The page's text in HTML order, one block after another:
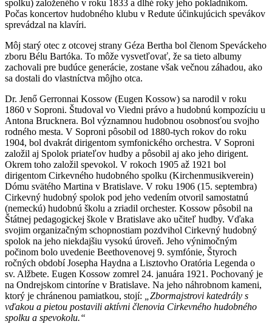
spolku) založeného v roku 1833 a dlhé roky jeho pokladníkom.
Počas koncertov hudobného klubu v Redute účinkujúcich spevákov
sprevádzal na klavíri.
Môj starý otec z otcovej strany Géza Bertha bol členom Speváckeho
zboru Bélu Bartóka. To môže vysvetľovať, že sa tieto albumy
zachovali pre budúce generácie, zostane však večnou záhadou, ako
sa dostali do vlastníctva môjho otca.
Dr. Jenő Gerronnai Kossow (Eugen Kossow) sa narodil v roku
1860 v Soproni. Študoval vo Viedni právo a hudobnú kompozíciu u
Antona Brucknera. Bol významnou hudobnou osobnosťou svojho
rodného mesta. V Soproni pôsobil od 1880-tych rokov do roku
1904, bol dvakrát dirigentom symfonického orchestra. V Soproni
založil aj Spolok priateľov hudby a pôsobil aj ako jeho dirigent.
Okrem toho založil spevokol. V rokoch 1905 až 1921 bol
dirigentom Cirkevného hudobného spolku (Kirchenmusikverein)
Dómu svätého Martina v Bratislave. V roku 1906 (15. septembra)
Cirkevný hudobný spolok pod jeho vedením otvoril samostatnú
(nemeckú) hudobnú školu a zriadil orchester. Kossow pôsobil na
Štátnej pedagogickej škole v Bratislave ako učiteľ hudby. Vďaka
svojim organizačným schopnostiam pozdvihol Cirkevný hudobný
spolok na jeho niekdajšiu vysokú úroveň. Jeho výnimočným
počinom bolo uvedenie Beethovenovej 9. symfónie, Štyroch
ročných období Josepha Haydna a Lisztovho Oratória Legenda o
sv. Alžbete. Eugen Kossow zomrel 24. januára 1921. Pochovaný je
na Ondrejskom cintoríne v Bratislave. Na jeho náhrobnom kameni,
ktorý je chránenou pamiatkou, stojí:
„Zbormajstrovi katedrály s
vďakou a pietou postavili aktívni členovia Cirkevného hudobného
spolku a spevokolu.“